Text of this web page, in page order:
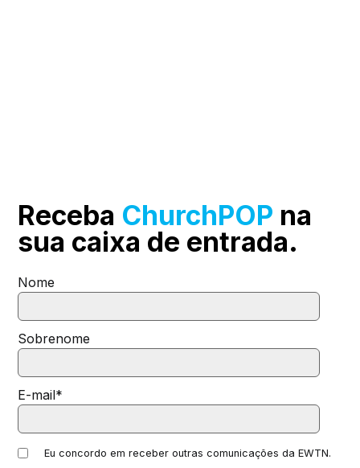
Receba ChurchPOP na
sua caixa de entrada.
Nome
Sobrenome
E-mail*
Eu concordo em receber outras comunicações da EWTN.